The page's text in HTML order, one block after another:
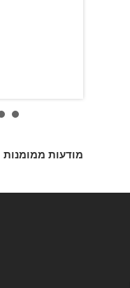
מודעות ממומנות